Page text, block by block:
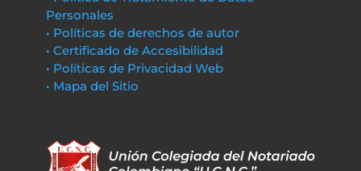
Personales
• Políticas de derechos de autor
• Certificado de Accesibilidad
• Políticas de Privacidad Web
• Mapa del Sitio